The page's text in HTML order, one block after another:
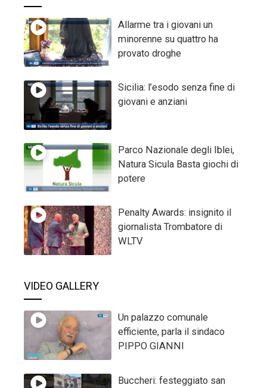
Allarme tra i giovani un
minorenne su quattro ha
provato droghe
Sicilia: l’esodo senza fine di
giovani e anziani
Parco Nazionale degli Iblei,
Natura Sicula Basta giochi di
potere
Penalty Awards: insignito il
giornalista Trombatore di
WLTV
VIDEO GALLERY
Un palazzo comunale
efficiente, parla il sindaco
PIPPO GIANNI
Buccheri: festeggiato san